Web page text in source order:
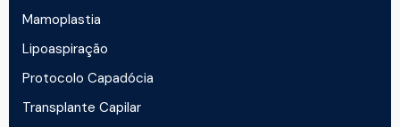
Mamoplastia
Lipoaspiração
Protocolo Capadócia
Transplante Capilar